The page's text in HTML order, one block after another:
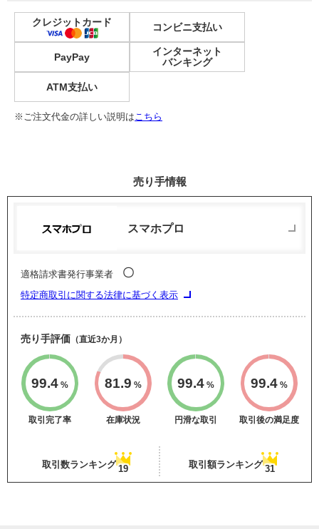
クレジットカード コンビニ支払い
PayPay
インターネット
バンキング
ATM支払い
※ご注文代金の詳しい説明はこちら
売り手情報
スマホプロ
適格請求書発行事業者 〇
特定商取引に関する法律に基づく表示
売り手評価 （直近3か月）
99.4 %
取引完了率
81.9 %
在庫状況
99.4 %
円滑な取引
99.4%
取引後の満足度
取引数ランキング 19 取引額ランキング 31